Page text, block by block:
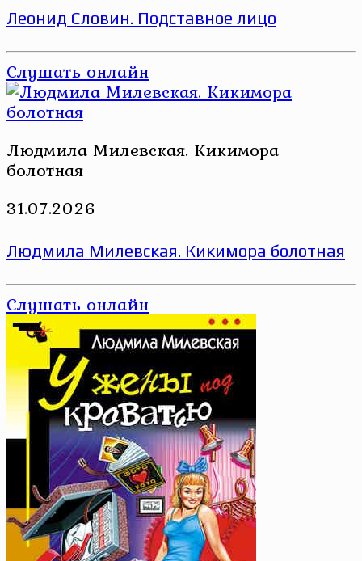
Леонид Словин. Подставное лицо
Слушать онлайн
Людмила Милевская. Кикимора
болотная
31.07.2026
Людмила Милевская. Кикимора болотная
Слушать онлайн